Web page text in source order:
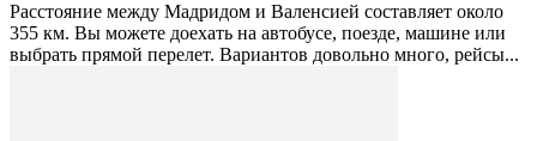
Расстояние между Мадридом и Валенсией составляет около
355 км. Вы можете доехать на автобусе, поезде, машине или
выбрать прямой перелет. Вариантов довольно много, рейсы...